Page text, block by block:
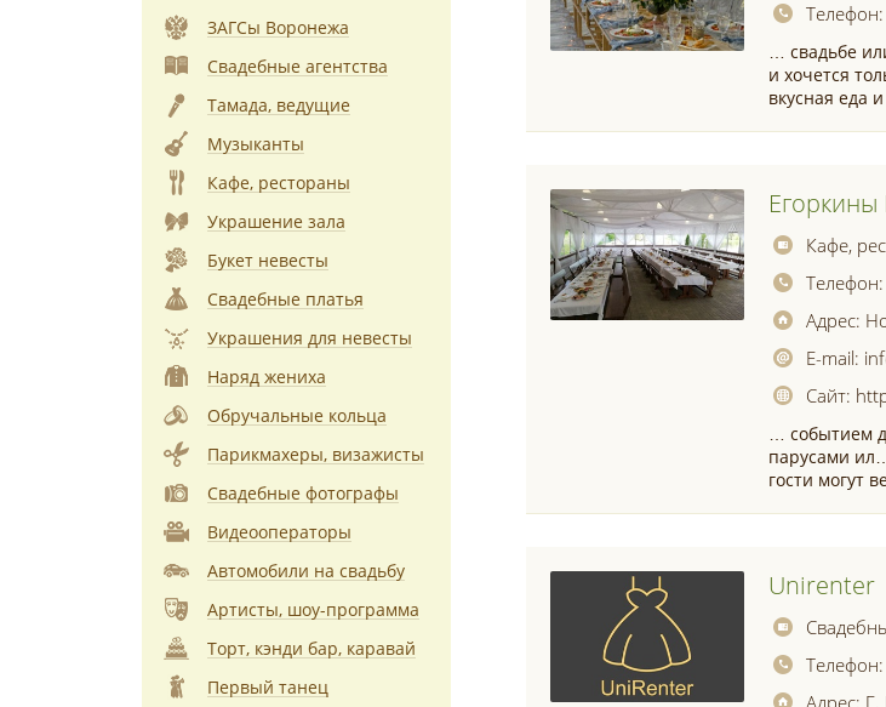
Телефон:
… свадьбе
и хочется
вкусная еда
Егоркины
Кафе,
Телефон:
Адрес:
E-mail:
Сайт:
… событием
парусами
гости могут
Unirenter
Адрес:
ЗАГСы Воронежа
Свадебные агентства
Тамада, ведущие
Музыканты
Кафе, рестораны
Украшение зала
Букет невесты
Свадебные платья
Украшения для невесты
Наряд жениха
Обручальные кольца
Парикмахеры, визажисты
Свадебные фотографы
Видеооператоры
Автомобили на свадьбу
Артисты, шоу-программа
Торт, кэнди бар, каравай
Первый танец